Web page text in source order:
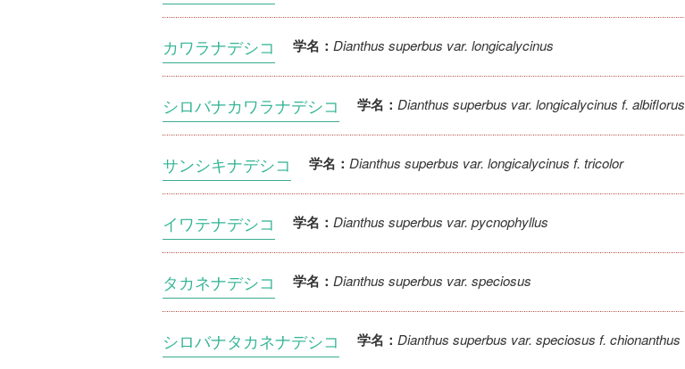
カワラナデシコ 学名： Dianthus superbus var. longicalycinus
シロバナカワラナデシコ 学名： Dianthus superbus var. longicalycinus f. albiflorus
サンシキナデシコ 学名： Dianthus superbus var. longicalycinus f. tricolor
イワテナデシコ 学名： Dianthus superbus var. pycnophyllus
タカネナデシコ 学名： Dianthus superbus var. speciosus
シロバナタカネナデシコ 学名： Dianthus superbus var. speciosus f. chionanthus